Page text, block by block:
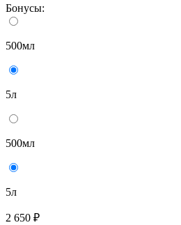
Бонусы:
500мл
5л
500мл
5л
2 650 ₽